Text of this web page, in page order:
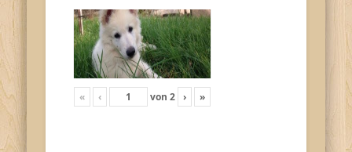
« ‹ von2 › »